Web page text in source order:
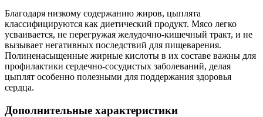
Благодаря низкому содержанию жиров, цыплята
классифицируются как диетический продукт. Мясо легко
усваивается, не перегружая желудочно-кишечный тракт, и не
вызывает негативных последствий для пищеварения.
Полиненасыщенные жирные кислоты в их составе важны для
профилактики сердечно-сосудистых заболеваний, делая
цыплят особенно полезными для поддержания здоровья
сердца.
Дополнительные характеристики